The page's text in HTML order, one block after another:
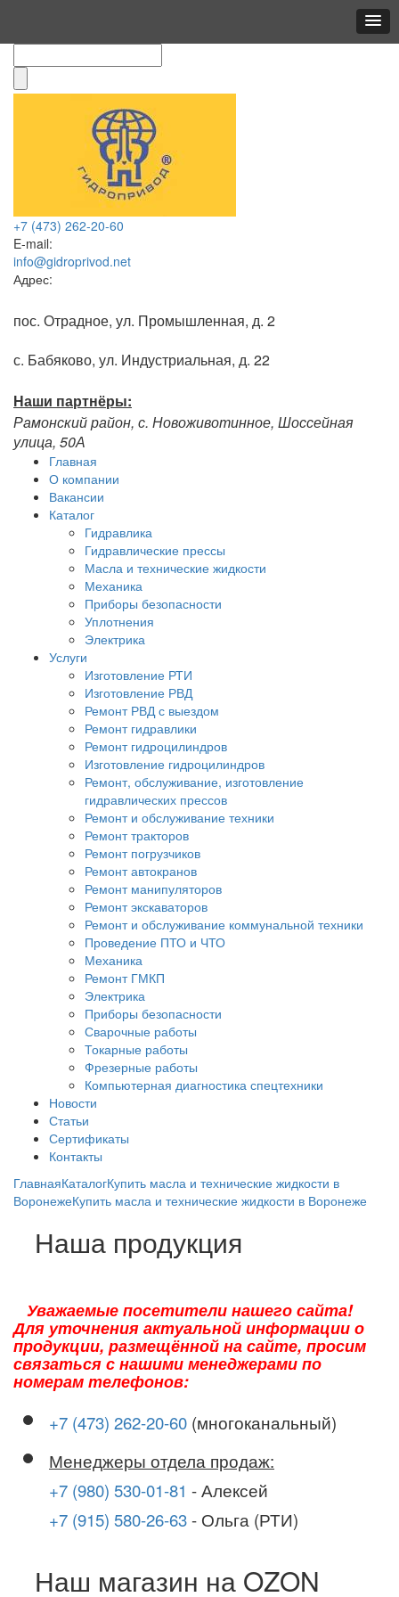
+7 (473) 262-20-60
E-mail:
info@gidroprivod.net
Адрес:
пос. Отрадное, ул. Промышленная, д. 2
с. Бабяково, ул. Индустриальная, д. 22
Наши партнёры:
Рамонский район, с. Новоживотинное, Шоссейная
улица, 50А
Главная
О компании
Вакансии
Каталог
Гидравлика
Гидравлические прессы
Масла и технические жидкости
Механика
Приборы безопасности
Уплотнения
Электрика
Услуги
Изготовление РТИ
Изготовление РВД
Ремонт РВД с выездом
Ремонт гидравлики
Ремонт гидроцилиндров
Изготовление гидроцилиндров
Ремонт, обслуживание, изготовление
гидравлических прессов
Ремонт и обслуживание техники
Ремонт тракторов
Ремонт погрузчиков
Ремонт автокранов
Ремонт манипуляторов
Ремонт экскаваторов
Ремонт и обслуживание коммунальной техники
Проведение ПТО и ЧТО
Механика
Ремонт ГМКП
Электрика
Приборы безопасности
Сварочные работы
Токарные работы
Фрезерные работы
Компьютерная диагностика спецтехники
Новости
Статьи
Сертификаты
Контакты
ГлавнаяКаталогКупить масла и технические жидкости в
ВоронежеКупить масла и технические жидкости в Воронеже
Наша продукция
Уважаемые посетители нашего сайта!
Для уточнения актуальной информации о
продукции, размещённой на сайте, просим
связаться с нашими менеджерами по
номерам телефонов:
+7 (473) 262-20-60 (многоканальный)
Менеджеры отдела продаж:
+7 (980) 530-01-81 - Алексей
+7 (915) 580-26-63- Ольга (РТИ)
Наш магазин на OZON